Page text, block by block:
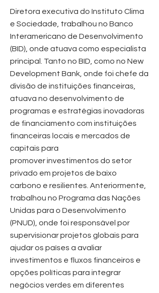
Diretora executiva do Instituto Clima
e Sociedade, trabalhou no Banco
Interamericano de Desenvolvimento
(BID), onde atuava como especialista
principal. Tanto no BID, como no New
Development Bank, onde foi chefe da
divisão de instituições financeiras,
atuava no desenvolvimento de
programas e estratégias inovadoras
de financiamento com instituições
financeiras locais e mercados de
capitais para
promover investimentos do setor
privado em projetos de baixo
carbono e resilientes. Anteriormente,
trabalhou no Programa das Nações
Unidas para o Desenvolvimento
(PNUD), onde foi responsável por
supervisionar projetos globais para
ajudar os países a avaliar
investimentos e fluxos financeiros e
opções políticas para integrar
negócios verdes em diferentes